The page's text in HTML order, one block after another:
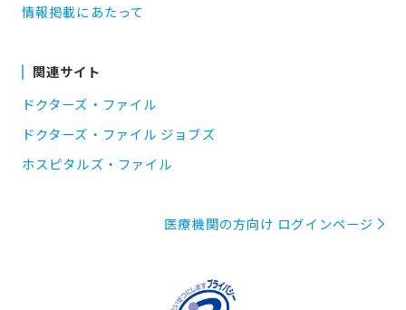
情報掲載にあたって
関連サイト
ドクターズ・ファイル
ドクターズ・ファイル ジョブズ
ホスピタルズ・ファイル
医療機関の方向け ログインページ